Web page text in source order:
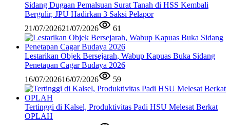
Sidang Dugaan Pemalsuan Surat Tanah di HSS Kembali
Bergulir, JPU Hadirkan 3 Saksi Pelapor
21/07/202621/07/2026 61
Lestarikan Objek Bersejarah, Wabup Kapuas Buka Sidang
Penetapan Cagar Budaya 2026
16/07/202616/07/2026 59
Tertinggi di Kalsel, Produktivitas Padi HSU Melesat Berkat
OPLAH